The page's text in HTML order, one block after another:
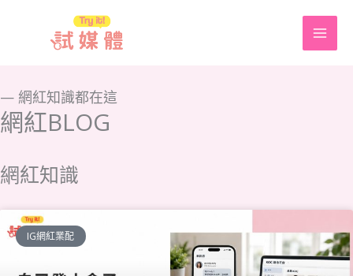
內
— 網紅知識都在這
網紅BLOG
網紅知識
IG網紅業配
面
頁
面
頁
面面